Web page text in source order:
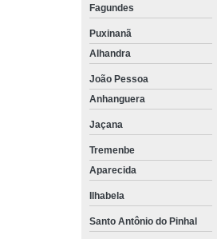
Fagundes
Puxinanã
Alhandra
João Pessoa
Anhanguera
Jaçana
Tremenbe
Aparecida
Ilhabela
Santo Antônio do Pinhal